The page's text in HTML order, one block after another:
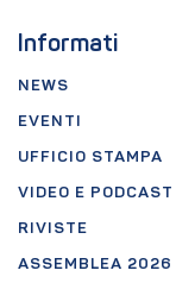
Informati
NEWS
EVENTI
UFFICIO STAMPA
VIDEO E PODCAST
RIVISTE
ASSEMBLEA 2026